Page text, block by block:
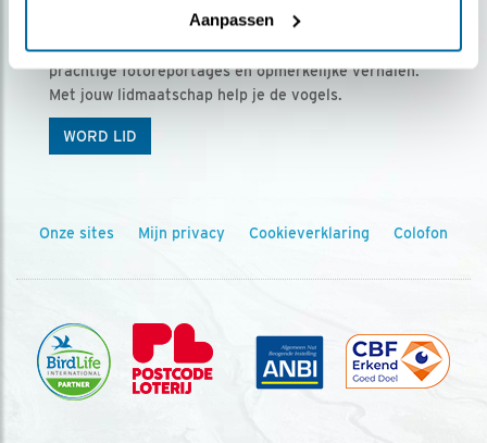
Aanpassen
Ontvang 5 x Vogels voor € 36,00 per jaar
Vogels is het tijdschrift voor onze leden, met
prachtige fotoreportages en opmerkelijke verhalen.
Met jouw lidmaatschap help je de vogels.
WORD LID
Onze sites Mijn privacy Cookieverklaring Colofon